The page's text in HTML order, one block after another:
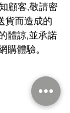
顧客,敬請密
貨而造成的
體諒,並承諾
購體驗。